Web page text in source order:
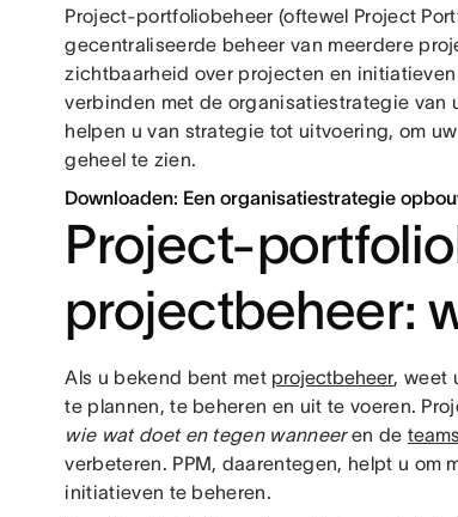
Project-portfoliobeheer (oftewel Project
gecentraliseerde beheer van meerdere
zichtbaarheid over projecten en
verbinden met de organisatiestrategie van
helpen u van strategie tot uitvoering, om
geheel te zien.
Downloaden: Een organisatiestrategie
Project-
projectbeheer:
Als u bekend bent met projectbeheer ,
te plannen, te beheren en uit te voeren.
wie wat doet en tegen wanneeren de
verbeteren. PPM, daarentegen, helpt u om
initiatieven te beheren.